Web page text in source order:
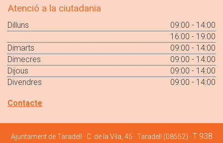
Atenció a la ciutadania
Dilluns
09:00 - 14:00
16:00 - 19:00
Dimarts
09:00 - 14:00
Dimecres
09:00 - 14:00
Dijous
09:00 - 14:00
Divendres
09:00 - 14:00
Contacte
Ajuntament de Taradell · C. de la Vila, 45 · Taradell (08552) ·T 938